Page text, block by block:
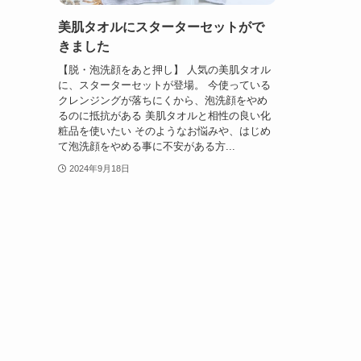
美肌タオルにスターターセットがで
きました
【脱・泡洗顔をあと押し】 人気の美肌タオル
に、スターターセットが登場。 今使っている
クレンジングが落ちにくから、泡洗顔をやめ
るのに抵抗がある 美肌タオルと相性の良い化
粧品を使いたい そのようなお悩みや、はじめ
て泡洗顔をやめる事に不安がある方...
2024年9月18日